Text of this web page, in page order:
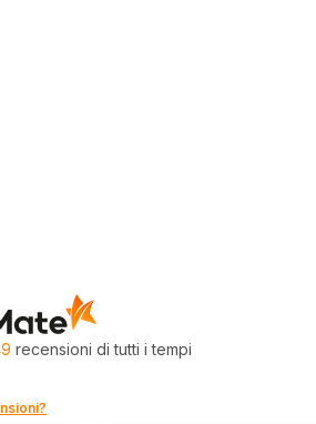
recensionidi tutti i tempi